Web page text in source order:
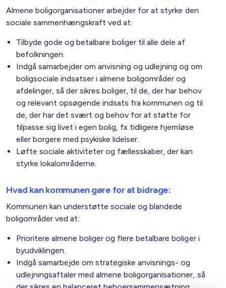
Almene boligorganisationer arbejder for at styrke den
sociale sammenhængskraft ved at:
Tilbyde gode og betalbare boliger til alle dele af
befolkningen.
Indgå samarbejder om anvisning og udlejning og om
boligsociale indsatser i almene boligområder og
afdelinger, så der sikres boliger, til de, der har behov
og relevant opsøgende indsats fra kommunen og til
de, der har det svært og behov for at støtte for
tilpasse sig livet i egen bolig, fx tidligere hjemløse
eller borgere med psykiske lidelser.
Løfte sociale aktiviteter og fællesskaber, der kan
styrke lokalområderne.
Hvad kan kommunen gøre for at bidrage:
Kommunen kan understøtte sociale og blandede
boligområder ved at:
Prioritere almene boliger og flere betalbare boliger i
byudviklingen.
Indgå samarbejde om strategiske anvisnings- og
udlejningsaftaler med almene boligorganisationer, så